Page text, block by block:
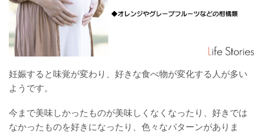
妊娠すると味覚が変わり、好きな食べ物が変化する人が多い
ようです。
今まで美味しかったものが美味しくなくなったり、好きでは
なかったものを好きになったり、色々なパターンがありま